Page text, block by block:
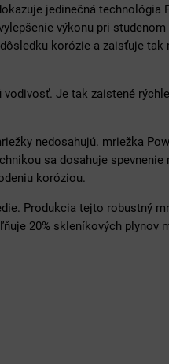
jedinečná technológia
výkonu pri
korózie a zaisťuje tak
Je tak zaistené
nedosahujú. mriežka
sa dosahuje spevnenie
koróziou.
Produkcia tejto robustný
20% skleníkových plynov